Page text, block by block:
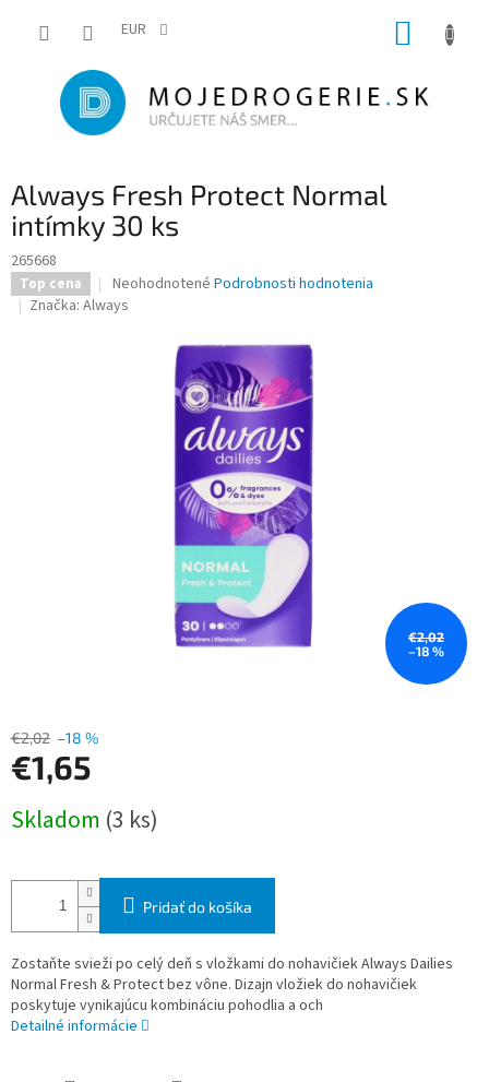
EUR
Always Fresh Protect Normal
intímky 30 ks
265668
Top cena
Priemerné
hodnotenie
Neohodnotené Podrobnosti hodnotenia
Značka: Always
€2,02
–18 %
€2,02 –18 %
€1,65
cena:
Skladom (3 ks)
Pridať do košíka
Zostaňte svieži po celý deň s vložkami do nohavičiek Always Dailies
Normal Fresh & Protect bez vône. Dizajn vložiek do nohavičiek
poskytuje vynikajúcu kombináciu pohodlia a och
Detailné informácie